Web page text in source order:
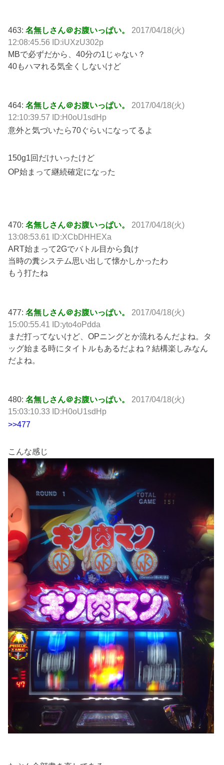
463:名無しさん＠お腹いっぱい。
2017/04/18(火)
12:08:45.56 ID:iUXzU302p
MBで必ずだから、40分の1じゃない？
40もハマれる気全くしないけど
464:名無しさん＠お腹いっぱい。
2017/04/18(火)
12:10:39.57 ID:H0oU1sdHp
意外と気づいたら70ぐらいになってるよ
150g1回だけいったけど
OP始まって継続確定になった
470:名無しさん＠お腹いっぱい。
2017/04/18(火)
13:08:53.61 ID:XCbDHHEXa
ART始まって2Gでバトル目から負け
当時の糞システム思い出して懐かしかったわ
もう打たね
477:名無しさん＠お腹いっぱい。
2017/04/18(火)
15:00:55.41 ID:yto4oPdda
まだ打ってないけど、OPニングとか流れるんだよね。タ
ッグ始まる時にタイトルもあるだよね？結構楽しみなん
だよね。
480:名無しさん＠お腹いっぱい。
2017/04/18(火)
15:03:10.33 ID:H0oU1sdHp
>>477
こんな感じ